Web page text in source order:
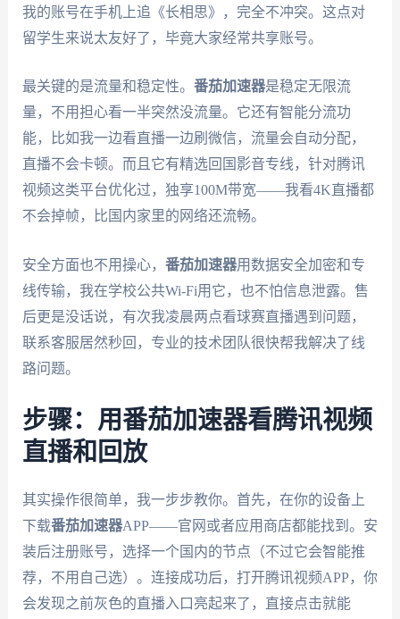
我的账号在手机上追《长相思》，完全不冲突。这点对
留学生来说太友好了，毕竟大家经常共享账号。
最关键的是流量和稳定性。 番茄加速器是稳定无限流
量，不用担心看一半突然没流量。它还有智能分流功
能，比如我一边看直播一边刷微信，流量会自动分配，
直播不会卡顿。而且它有精选回国影音专线，针对腾讯
视频这类平台优化过，独享100M带宽——我看4K直播都
不会掉帧，比国内家里的网络还流畅。
安全方面也不用操心， 番茄加速器用数据安全加密和专
线传输，我在学校公共Wi-Fi用它，也不怕信息泄露。售
后更是没话说，有次我凌晨两点看球赛直播遇到问题，
联系客服居然秒回，专业的技术团队很快帮我解决了线
路问题。
步骤：用番茄加速器看腾讯视频
直播和回放
其实操作很简单，我一步步教你。首先，在你的设备上
下载番茄加速器APP——官网或者应用商店都能找到。安
装后注册账号，选择一个国内的节点（不过它会智能推
荐，不用自己选）。连接成功后，打开腾讯视频APP，你
会发现之前灰色的直播入口亮起来了，直接点击就能